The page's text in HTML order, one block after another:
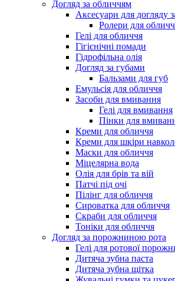
Догляд за обличчям
Аксесуари для догляду
Ролери для
Гелі для обличчя
Гігієнічні помади
Гідрофільна олія
Догляд за губами
Бальзами для губ
Емульсія для обличчя
Засоби для вмивання
Гелі для вмивання
Пінки для
Креми для обличчя
Креми для шкіри
Маски для обличчя
Міцелярна вода
Олія для брів та вій
Патчі під очі
Пілінг для обличчя
Сироватка для обличчя
Скраби для обличчя
Тоніки для обличчя
Догляд за порожниною рота
Гелі для ротової
Дитяча зубна паста
Дитяча зубна щітка